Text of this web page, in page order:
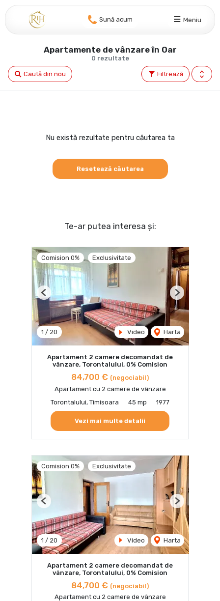
Sună acum Meniu
0 rezultate
Apartamente de vânzare în Oar
Filtrează
Caută din nou
Nu există rezultate pentru căutarea ta
Resetează căutarea
Te-ar putea interesa și:
Comision 0% Exclusivitate
1 / 20 Video Harta
Previous Next
Apartament 2 camere decomandat de
vânzare, Torontalului, 0% Comision
84,700 € (negociabil)
Apartament cu 2 camere de vânzare
Torontalului, Timisoara
45 mp 1977
Vezi mai multe detalii
Comision 0% Exclusivitate
1 / 20 Video Harta
Previous Next
Apartament 2 camere decomandat de
vânzare, Torontalului, 0% Comision
84,700 € (negociabil)
Apartament cu 2 camere de vânzare